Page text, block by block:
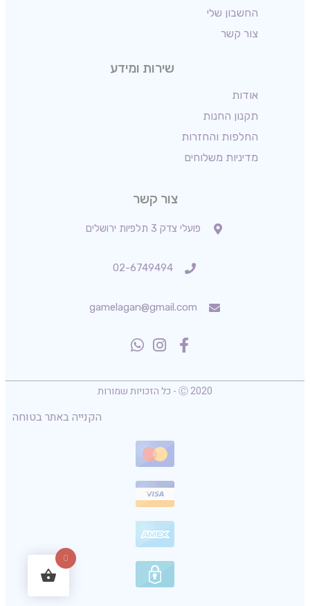
החשבון שלי
צור קשר
שירות ומידע
אודות
תקנון החנות
החלפות והחזרות
מדיניות משלוחים
צור קשר
פועלי צדק 3 תלפיות ירושלים
02-6749494
gamelagan@gmail.com
Ⓒ 2020 - כל הזכויות שמורות
הקנייה באתר בטוחה
0